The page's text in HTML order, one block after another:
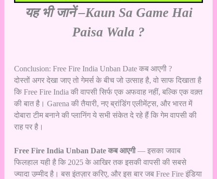
यह भी जानें –Kaun Sa Game Hai
Paisa Wala ?
Conclusion: Free Fire India Unban Date कब आएगी ?
दोस्तों अगर देखा जाए तो गेमर्स के बीच जो उत्साह है, वो साफ दिखाता है
कि Free Fire India की वापसी सिर्फ एक अफवाह नहीं, बल्कि एक वक़्त
की बात है। Garena की तैयारी, नए ब्रांडिंग एलीमेंट्स, और भारत में
दोबारा टीम बनाने की प्लानिंग ये सभी संकेत दे रहे हैं कि गेम वापसी की
राह पर है।
Free Fire India Unban Date कब आएगी— इसका जवाब
फिलहाल यही है कि 2025 के आखिर तक इसकी वापसी की सबसे
ज्यादा उम्मीद है। बस इंतज़ार करिए, और इस बार जब Free Fire इंडिया